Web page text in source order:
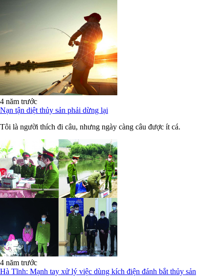
4 năm trước
Nạn tận diệt thủy sản phải dừng lại
Tôi là người thích đi câu, nhưng ngày càng câu được ít cá.
4 năm trước
Hà Tĩnh: Mạnh tay xử lý việc dùng kích điện đánh bắt thủy sản